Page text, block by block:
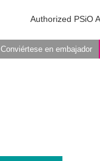
Authorized PSiO
Conviértese en embajador